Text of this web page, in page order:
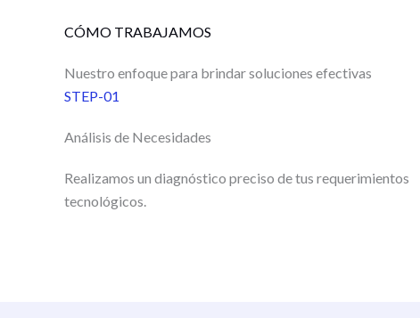
CÓMO TRABAJAMOS
Nuestro enfoque para brindar soluciones efectivas
STEP-01
Análisis de Necesidades
Realizamos un diagnóstico preciso de tus requerimientos
tecnológicos.